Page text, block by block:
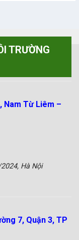
TRƯỜNG
Nam Từ Liêm –
Hà Nội
7, Quận 3, TP